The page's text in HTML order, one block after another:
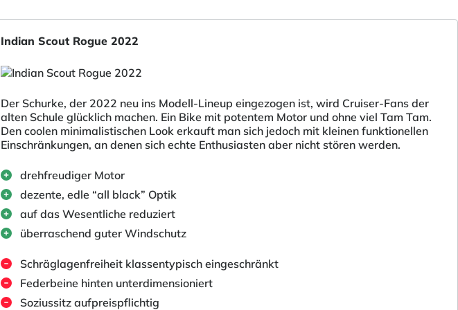
Indian Scout Rogue 2022
Der Schurke, der 2022 neu ins Modell-Lineup eingezogen ist, wird Cruiser-Fans der
alten Schule glücklich machen. Ein Bike mit potentem Motor und ohne viel Tam Tam.
Den coolen minimalistischen Look erkauft man sich jedoch mit kleinen funktionellen
Einschränkungen, an denen sich echte Enthusiasten aber nicht stören werden.
drehfreudiger Motor
dezente, edle “all black” Optik
auf das Wesentliche reduziert
überraschend guter Windschutz
Schräglagenfreiheit klassentypisch eingeschränkt
Federbeine hinten unterdimensioniert
Soziussitz aufpreispflichtig